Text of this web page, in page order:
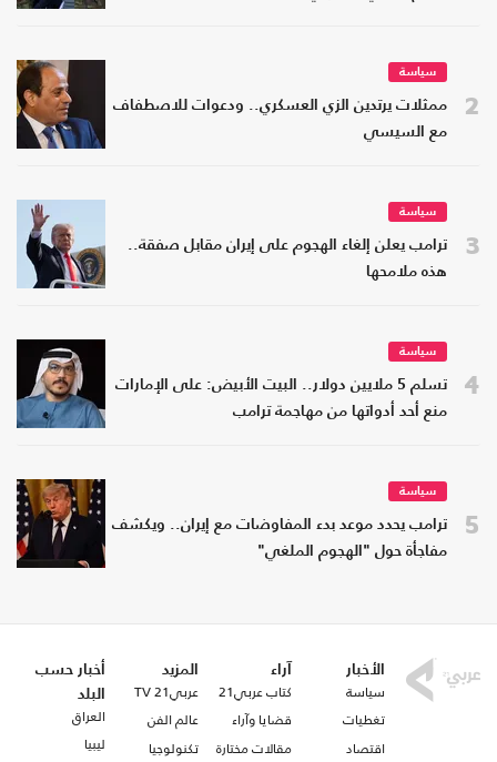
2
سياسة
ممثلات يرتدين الزي العسكري.. ودعوات للاصطفاف
مع السيسي
3
سياسة
ترامب يعلن إلغاء الهجوم على إيران مقابل صفقة..
هذه ملامحها
4
سياسة
تسلم 5 ملايين دولار.. البيت الأبيض: على الإمارات
منع أحد أدواتها من مهاجمة ترامب
5
سياسة
ترامب يحدد موعد بدء المفاوضات مع إيران.. ويكشف
مفاجأة حول "الهجوم الملغي"
الأخبار
سياسة
تغطيات
اقتصاد
آراء
كتاب عربي21
قضايا وآراء
مقالات مختارة
المزيد
عربي21 TV
عالم الفن
تكنولوجيا
أخبار حسب
البلد
العراق
ليبيا